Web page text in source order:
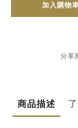
加入購物
分享
商品描述